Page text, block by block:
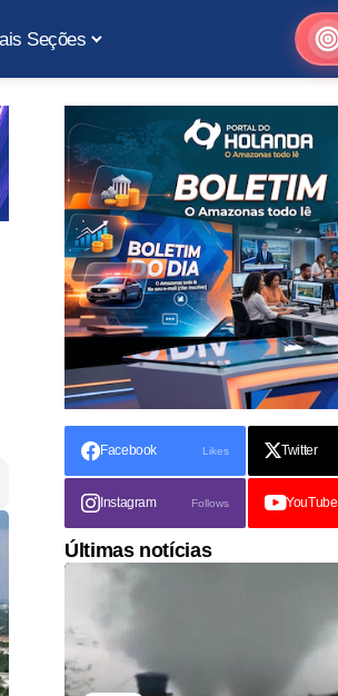
Seções
Facebook Likes Twitter
Instagram Follows YouTube
Últimas notícias